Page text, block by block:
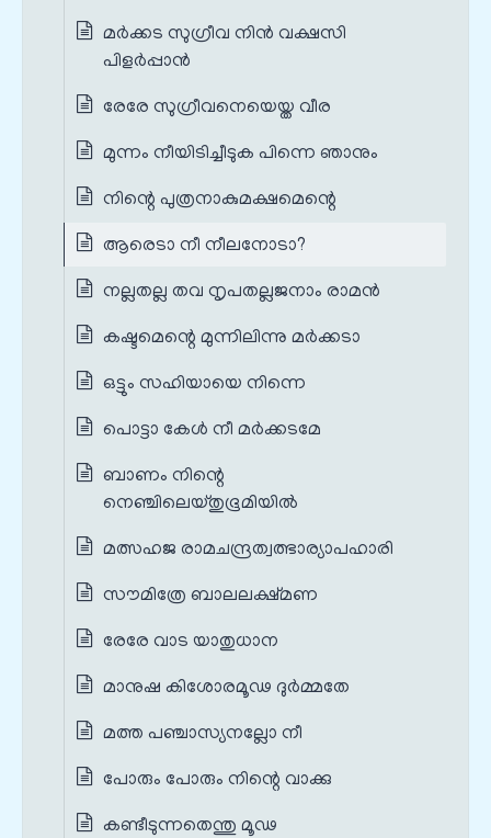
മര്‍ക്കട സുഗ്രീവ നിൻ വക്ഷസി
പിളര്‍പ്പാൻ
രേരേ സുഗ്രീവനെയെയ്ത വീര
മുന്നം നീയിടിച്ചീടുക പിന്നെ ഞാനും
നിന്റെ പുത്രനാകുമക്ഷമെന്റെ
ആരെടാ നീ നീലനോടാ?
നല്ലതല്ല തവ നൃപതല്ലജനാം രാമന്‍
കഷ്ടമെന്റെ മുന്നിലിന്നു മര്‍ക്കടാ
ഒട്ടും സഹിയായെ നിന്നെ
പൊട്ടാ കേൾ നീ മര്‍ക്കടമേ
ബാണം നിന്റെ
നെഞ്ചിലെയ്തുഭൂമിയില്‍
മത്സഹജ രാമചന്ദ്രത്വത്ഭാര്യാപഹാരി
സൗമിത്രേ ബാലലക്ഷ്മണ
രേരേ വാട യാതുധാന
മാനുഷ കിശോരമൂഢ ദുര്‍മ്മതേ
മത്ത പഞ്ചാസ്യനല്ലോ നീ
പോരും പോരും നിന്റെ വാക്കു
കണ്ടീടുന്നതെന്തു മൂഢ